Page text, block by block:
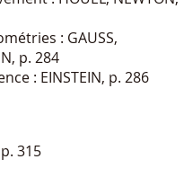
: GAUSS,
p. 284
: EINSTEIN, p. 286
315